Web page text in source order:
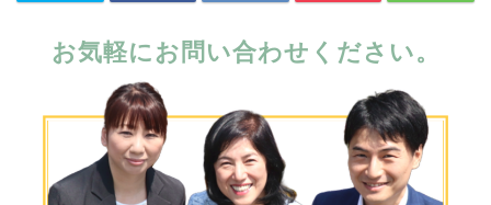
お気軽にお問い合わせください。